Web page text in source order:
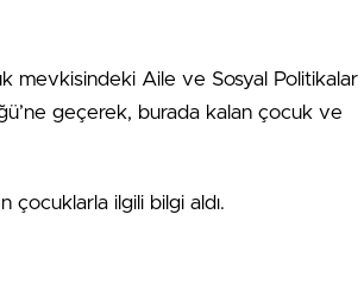
mevkisindeki Aile ve Sosyal Politikalar İl
geçerek, burada kalan çocuk ve
çocuklarla ilgili bilgi aldı.